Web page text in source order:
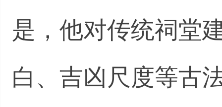
是，他对传统祠堂
白、吉凶尺度等古